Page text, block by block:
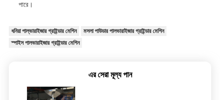
পারে।
ধনিয়া পাল্ভারাইজার গ্রাইন্ডার মেশিন
মসলা পাউডার পালভারাইজার গ্রাইন্ডার মেশিন
স্পাইস পালভারাইজার গ্রাইন্ডার মেশিন
এর সেরা মূল্য পান